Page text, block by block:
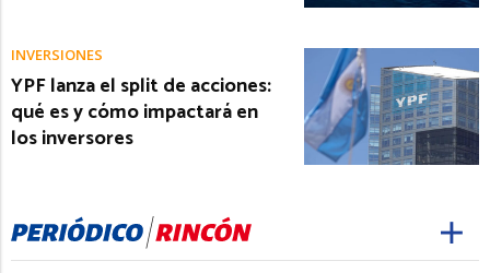
INVERSIONES
YPF lanza el split de acciones:
qué es y cómo impactará en
los inversores